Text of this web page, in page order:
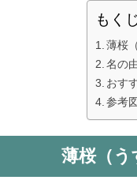
もくじ
薄桜
名の
おす
参考
薄桜（う